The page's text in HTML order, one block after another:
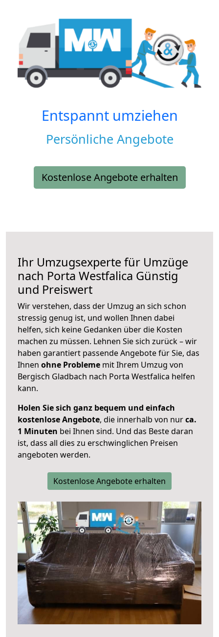
Entspannt umziehen
Persönliche Angebote
Kostenlose Angebote erhalten
Ihr Umzugsexperte für Umzüge
nach Porta Westfalica Günstig
und Preiswert
Wir verstehen, dass der Umzug an sich schon
stressig genug ist, und wollen Ihnen dabei
helfen, sich keine Gedanken über die Kosten
machen zu müssen. Lehnen Sie sich zurück – wir
haben garantiert passende Angebote für Sie, das
Ihnen ohne Probleme mit Ihrem Umzug von
Bergisch Gladbach nach Porta Westfalica helfen
kann.
Holen Sie sich ganz bequem und einfach
kostenlose Angebote, die innerhalb von nurca.
1 Minuten bei Ihnen sind. Und das Beste daran
ist, dass all dies zu erschwinglichen Preisen
angeboten werden.
Kostenlose Angebote erhalten